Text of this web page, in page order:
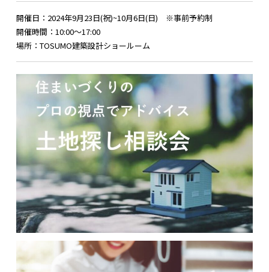
開催日：2024年9月23日(祝)~10月6日(日) ※事前予約制
開催時間：10:00～17:00
場所：TOSUMO建築設計ショールーム